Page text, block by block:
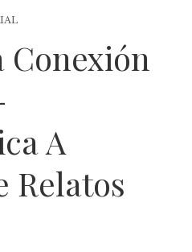
Conexión
A
Relatos